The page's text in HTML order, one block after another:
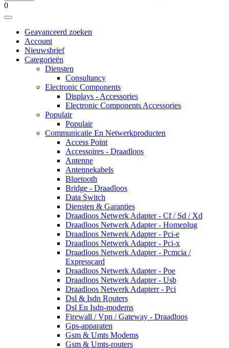
0
Geavanceerd zoeken
Account
Nieuwsbrief
Categorieën
Diensten
Consultancy
Electronic Components
Displays - Accessories
Electronic Components Accessories
Populair
Populair
Communicatie En Netwerkproducten
Access Point
Accessoires - Draadloos
Antenne
Antennekabels
Bluetooth
Bridge - Draadloos
Data Switch
Diensten & Garanties
Draadloos Netwerk Adapter - Cf / Sd / Xd
Draadloos Netwerk Adapter - Homeplug
Draadloos Netwerk Adapter - Pci-e
Draadloos Netwerk Adapter - Pci-x
Draadloos Netwerk Adapter - Pcmcia /
Expresscard
Draadloos Netwerk Adapter - Poe
Draadloos Netwerk Adapter - Usb
Draadloos Netwerk Adapterr - Pci
Dsl & Isdn Routers
Dsl En Isdn-modems
Firewall / Vpn / Gateway - Draadloos
Gps-apparaten
Gsm & Umts Modems
Gsm & Umts-routers